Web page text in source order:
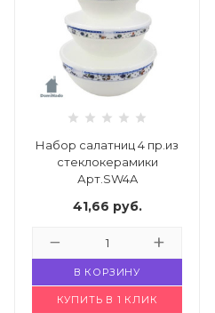
Набор салатниц 4 пр.из
стеклокерамики
Арт.SW4A
41,66 руб.
В КОРЗИНУ
КУПИТЬ В 1 КЛИК